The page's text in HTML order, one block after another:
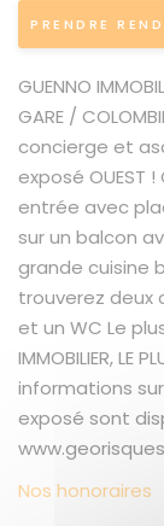
PRENDRE
GUENNO
GARE /
concierge et
exposé
entrée avec
sur un balcon
grande cuisine
trouverez deux
et un WC Le
IMMOBILIER, LE
informations
exposé sont
Nos honoraires